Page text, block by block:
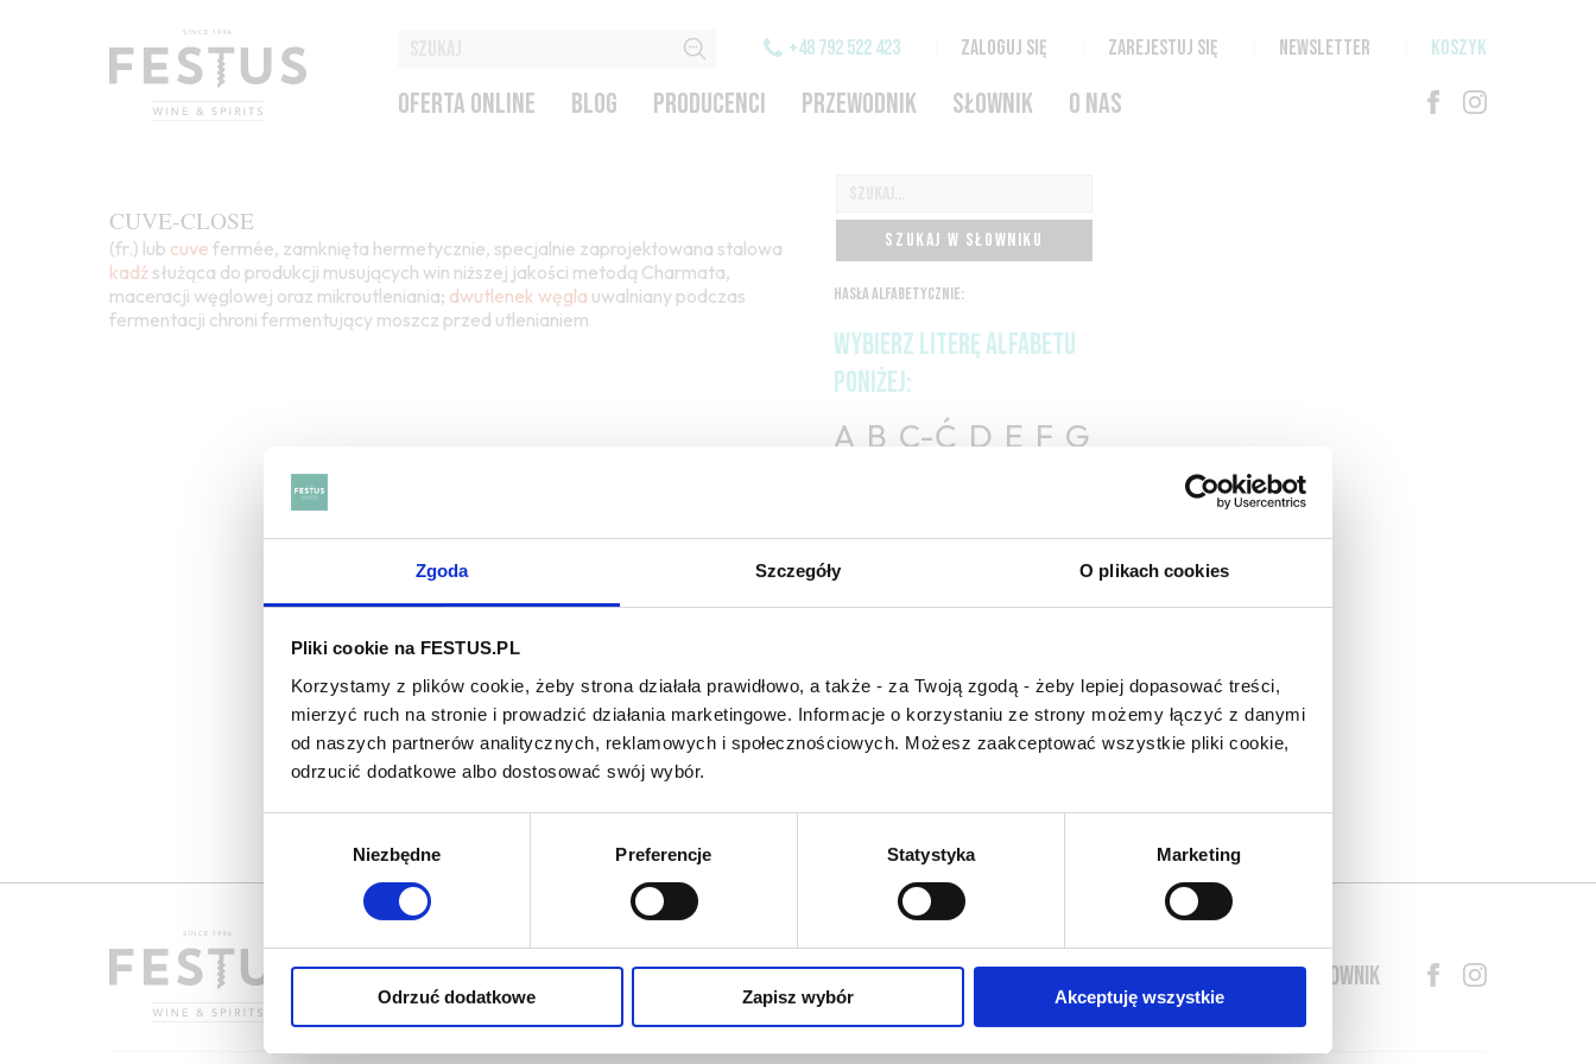
Zgoda Szczegóły O plikach cookies
Pliki cookie na FESTUS.PL
Korzystamy z plików cookie, żeby strona działała prawidłowo, a także - za Twoją zgodą - żeby lepiej dopasować treści,
mierzyć ruch na stronie i prowadzić działania marketingowe. Informacje o korzystaniu ze strony możemy łączyć z danymi
od naszych partnerów analitycznych, reklamowych i społecznościowych. Możesz zaakceptować wszystkie pliki cookie,
odrzucić dodatkowe albo dostosować swój wybór.
Niezbędne Preferencje Statystyka Marketing
Odrzuć dodatkowe Zapisz wybór Akceptuję wszystkie
+48 792 522 423 ZALOGUJ SIĘ ZAREJESTUJ SIĘ NEWSLETTER KOSZYK
OFERTA ONLINE BLOG PRODUCENCI PRZEWODNIK SŁOWNIK O NAS
CUVE-CLOSE
(fr.) lub cuve fermée, zamknięta hermetycznie, specjalnie zaprojektowana stalowa
kadź służąca do produkcji musujących win niższej jakości metodą Charmata,
maceracji węglowej oraz mikroutleniania; dwutlenek węgla uwalniany podczas
fermentacji chroni fermentujący moszcz przed utlenianiem
SZUKAJ W SŁOWNIKU
HASŁA ALFABETYCZNIE:
WYBIERZ LITERĘ ALFABETU
PONIŻEJ:
A B C-Ć D E F G
U
Z-Ź-Ż
słownika nowych haseł.
Jeśli jakis termin stwarza
Państwu szczególny
słowniku -proszę nas o
O NAS OFERTA ONLINE PRODUCENCI BLOG PRZEWODNIK SŁOWNIK